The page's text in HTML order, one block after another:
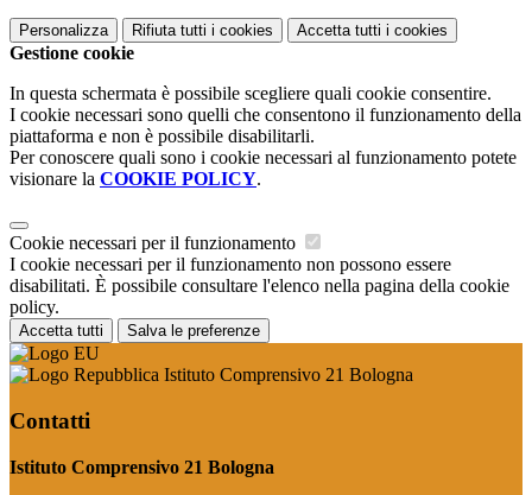
Personalizza Rifiuta tutti i cookies Accetta tutti i cookies
Gestione cookie
In questa schermata è possibile scegliere quali cookie consentire.
I cookie necessari sono quelli che consentono il funzionamento della
piattaforma e non è possibile disabilitarli.
Per conoscere quali sono i cookie necessari al funzionamento potete
visionare la COOKIE POLICY.
Cookie necessari per il funzionamento
I cookie necessari per il funzionamento non possono essere
disabilitati. È possibile consultare l'elenco nella pagina della cookie
policy.
Accetta tutti Salva le preferenze
Istituto Comprensivo 21 Bologna
Contatti
Istituto Comprensivo 21 Bologna